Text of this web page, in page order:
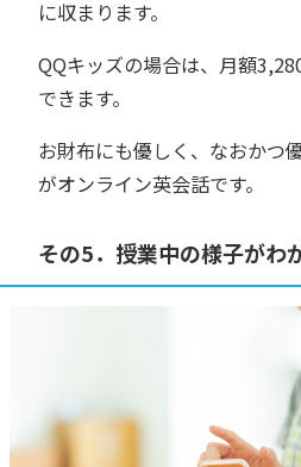
に収まります。
QQキッズの場合は、月額
できます。
お財布にも優しく、なおかつ
がオンライン英会話です。
その5．授業中の様子がわ